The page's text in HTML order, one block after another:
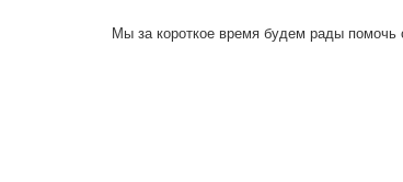
Мы за короткое время будем рады помочь